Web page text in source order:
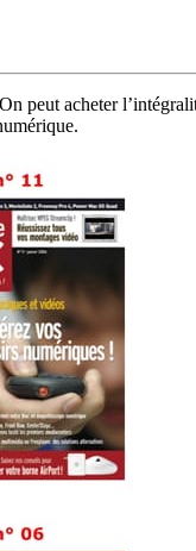
peut acheter